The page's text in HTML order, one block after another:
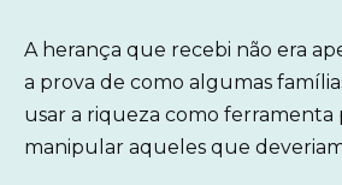
A herança que recebi não era
a prova de como algumas
usar a riqueza como ferramenta
manipular aqueles que